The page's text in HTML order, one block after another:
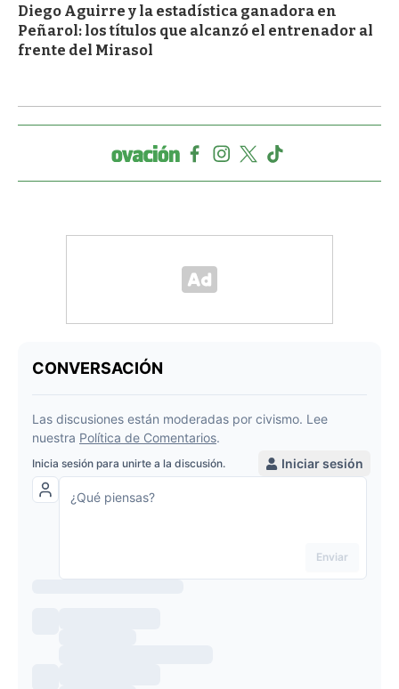
Diego Aguirre y la estadística ganadora en
Peñarol: los títulos que alcanzó el entrenador al
frente del Mirasol